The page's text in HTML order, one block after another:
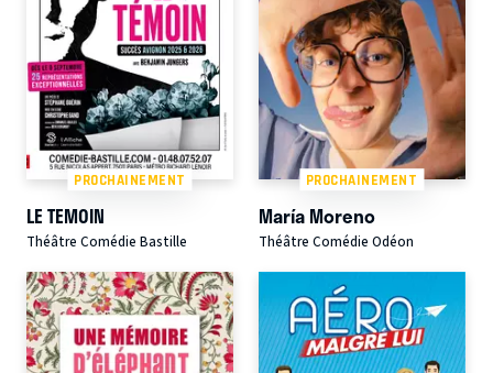
PROCHAINEMENT
LE TEMOIN
Théâtre Comédie Bastille
PROCHAINEMENT
María Moreno
Théâtre Comédie Odéon